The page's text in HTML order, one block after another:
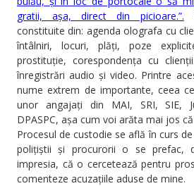
gratii, așa, direct din picioare.”.
constituite din: agenda olografa cu
întâlniri, locuri, plăți, poze
prostituție, corespondența cu
înregistrări audio și video. Printre
nume extrem de importante, ceea
unor angajați din MAI, SRI, SIE,
DPASPC, așa cum voi arăta mai jos
Procesul de custodie se află în curs
polițiștii și procurorii o se prefac,
impresia, că o cercetează pentru
comenteze acuzațiile aduse de mine.